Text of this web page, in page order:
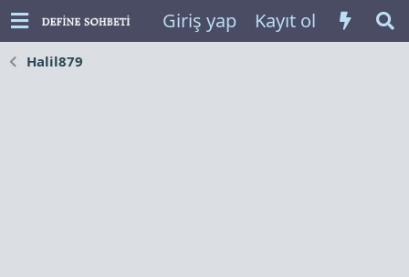
Giriş yap Kayıt ol
Halil879